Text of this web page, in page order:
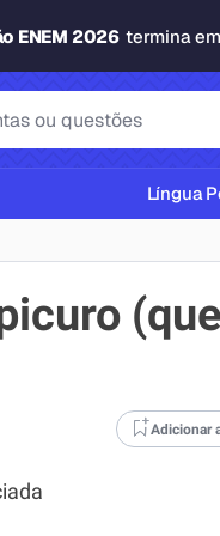
ENEM 2026 termina em
ABNT
Língua
Adicionar